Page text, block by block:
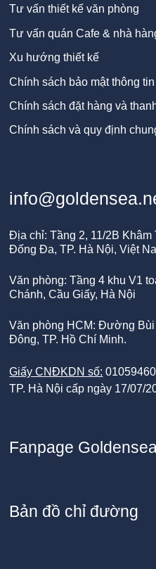
Tư vấn thiết kế văn phòng
Tư vấn quán Cafe & nhà
Xu hướng thiết kế
Chính sách bảo mật thông tin
Chính sách đặt hàng và
Chính sách và quy định
Địa chỉ: Tầng 2, 11/2B Khâm
Đống Đa, TP. Hà Nội, Việt
Văn phòng: Tầng 4 khu V1
Chánh, Cầu Giấy, Hà Nội
Văn phòng HCM: Đường
Đông, TP. Hồ Chí Minh.
Giấy CNĐKDN số:
TP. Hà Nội cấp ngày 17/07/
Fanpage
Bản đồ chỉ đường